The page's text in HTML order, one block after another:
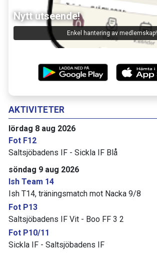
Nytt utseende!
Enkel hantering av medlemskap!
AKTIVITETER
lördag 8 aug 2026
Fot F12
Saltsjöbadens IF - Sickla IF Blå
söndag 9 aug 2026
Ish Team 14
Ish T14, träningsmatch mot Nacka 9/8
Fot P13
Saltsjöbadens IF Vit - Boo FF 3 2
Fot P10/11
Sickla IF - Saltsjöbadens IF